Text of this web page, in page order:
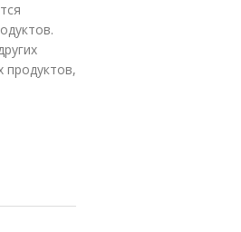
продуктов,